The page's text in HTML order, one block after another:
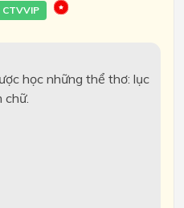
CTVVIP
học những thể thơ: lục
chữ.